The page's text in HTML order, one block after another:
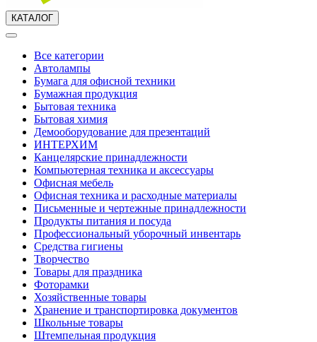
КАТАЛОГ
Все категории
Автолампы
Бумага для офисной техники
Бумажная продукция
Бытовая техника
Бытовая химия
Демооборудование для презентаций
ИНТЕРХИМ
Канцелярские принадлежности
Компьютерная техника и аксессуары
Офисная мебель
Офисная техника и расходные материалы
Письменные и чертежные принадлежности
Продукты питания и посуда
Профессиональный уборочный инвентарь
Средства гигиены
Творчество
Товары для праздника
Фоторамки
Хозяйственные товары
Хранение и транспортировка документов
Школьные товары
Штемпельная продукция